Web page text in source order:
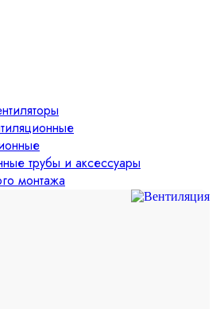
трубы и аксессуары
монтажа